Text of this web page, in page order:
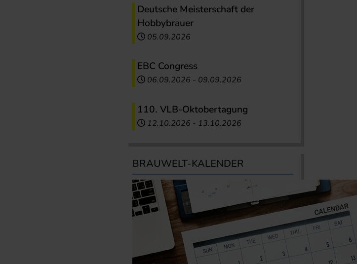
Deutsche Meisterschaft der
Hobbybrauer
05.09.2026
EBC Congress
06.09.2026 - 09.09.2026
110. VLB-Oktobertagung
12.10.2026 - 13.10.2026
BRAUWELT-KALENDER